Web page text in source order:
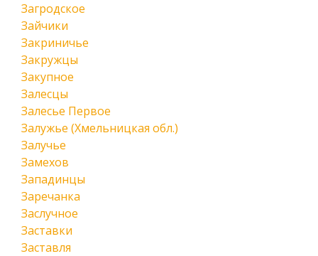
Загродское
Зайчики
Закриничье
Закружцы
Закупное
Залесцы
Залесье Первое
Залужье (Хмельницкая обл.)
Залучье
Замехов
Западинцы
Заречанка
Заслучное
Заставки
Заставля